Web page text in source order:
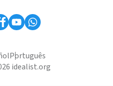
Português
idealist.org